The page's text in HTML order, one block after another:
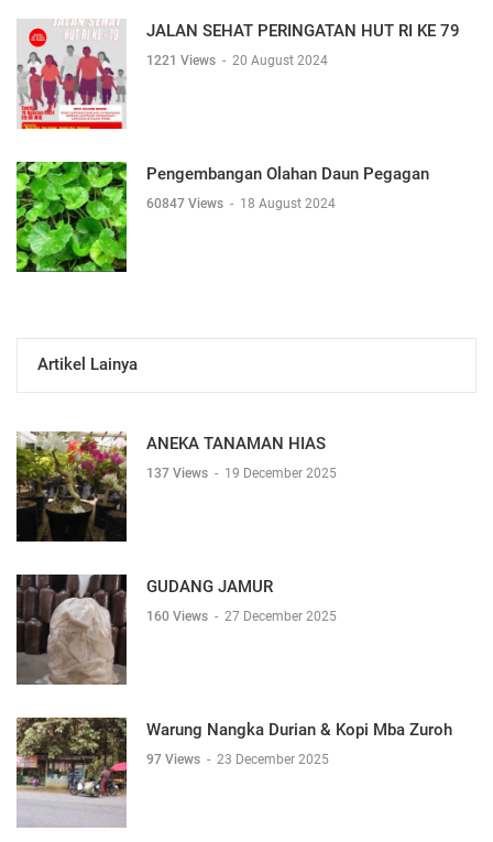
JALAN SEHAT PERINGATAN HUT RI KE 79
1221 Views - 20 August 2024
Pengembangan Olahan Daun Pegagan
60847 Views - 18 August 2024
Artikel Lainya
ANEKA TANAMAN HIAS
137 Views - 19 December 2025
GUDANG JAMUR
160 Views - 27 December 2025
Warung Nangka Durian & Kopi Mba Zuroh
97 Views - 23 December 2025